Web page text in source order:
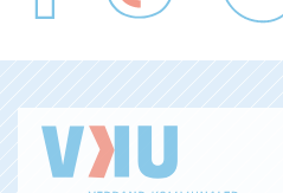
WASSER/ABWASSER